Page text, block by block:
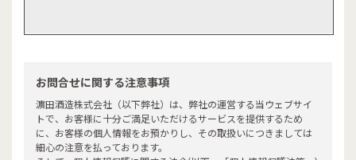
お問合せに関する注意事項
濵田酒造株式会社（以下弊社）は、弊社の運営する当ウェブサイ
トで、お客様に十分ご満足いただけるサービスを提供するため
に、お客様の個人情報をお預かりし、その取扱いにつきましては
細心の注意を払っております。